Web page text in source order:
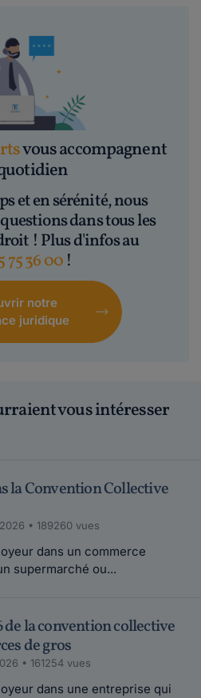
vous accompagnent
et en sérénité, nous
dans tous les
! Plus d'infos au
75 36 00 !
notre
juridique
vous intéresser
la Convention Collective
• 189260 vues
dans un commerce
supermarché ou...
la convention collective
de gros
• 161254 vues
dans une entreprise qui